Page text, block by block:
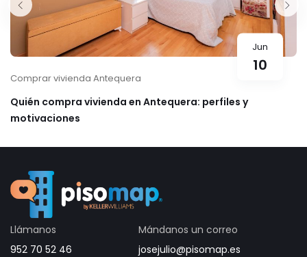
Jun
10
Comprar vivienda Antequera
Quién compra vivienda en Antequera: perfiles y
motivaciones
Llámanos
952 70 52 46
Mándanos un correo
josejulio@pisomap.es